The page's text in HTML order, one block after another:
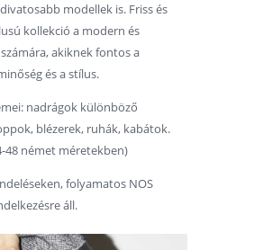
modellek is. Friss és
kollekció a modern és
akiknek fontos a
és a stílus.
nadrágok különböző
blézerek, ruhák, kabátok.
48 német méretekben)
folyamatos NOS
áll.